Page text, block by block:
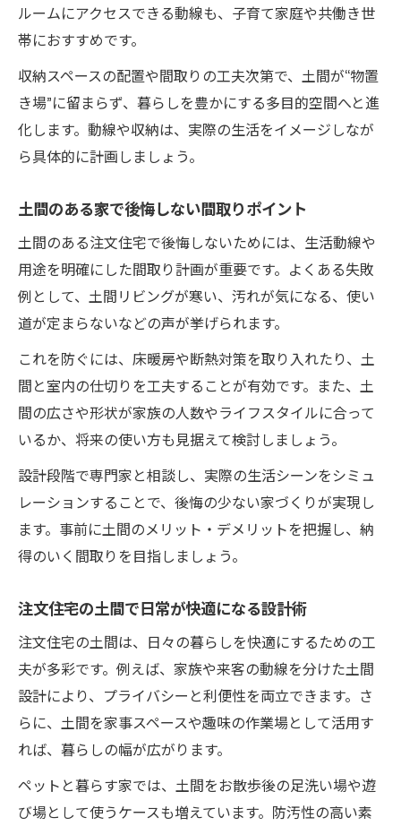
ルームにアクセスできる動線も、子育て家庭や共働き世
帯におすすめです。
収納スペースの配置や間取りの工夫次第で、土間が“物置
き場”に留まらず、暮らしを豊かにする多目的空間へと進
化します。動線や収納は、実際の生活をイメージしなが
ら具体的に計画しましょう。
土間のある家で後悔しない間取りポイント
土間のある注文住宅で後悔しないためには、生活動線や
用途を明確にした間取り計画が重要です。よくある失敗
例として、土間リビングが寒い、汚れが気になる、使い
道が定まらないなどの声が挙げられます。
これを防ぐには、床暖房や断熱対策を取り入れたり、土
間と室内の仕切りを工夫することが有効です。また、土
間の広さや形状が家族の人数やライフスタイルに合って
いるか、将来の使い方も見据えて検討しましょう。
設計段階で専門家と相談し、実際の生活シーンをシミュ
レーションすることで、後悔の少ない家づくりが実現し
ます。事前に土間のメリット・デメリットを把握し、納
得のいく間取りを目指しましょう。
注文住宅の土間で日常が快適になる設計術
注文住宅の土間は、日々の暮らしを快適にするための工
夫が多彩です。例えば、家族や来客の動線を分けた土間
設計により、プライバシーと利便性を両立できます。さ
らに、土間を家事スペースや趣味の作業場として活用す
れば、暮らしの幅が広がります。
ペットと暮らす家では、土間をお散歩後の足洗い場や遊
び場として使うケースも増えています。防汚性の高い素